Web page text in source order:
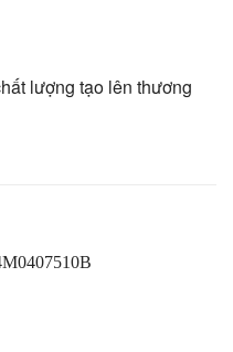
lượng tạo lên thương